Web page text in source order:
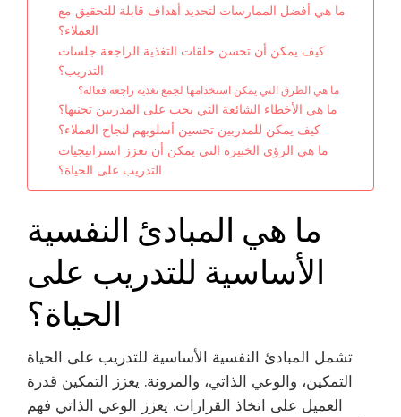
ما هي أفضل الممارسات لتحديد أهداف قابلة للتحقيق مع
العملاء؟
كيف يمكن أن تحسن حلقات التغذية الراجعة جلسات
التدريب؟
ما هي الطرق التي يمكن استخدامها لجمع تغذية راجعة فعالة؟
ما هي الأخطاء الشائعة التي يجب على المدربين تجنبها؟
كيف يمكن للمدربين تحسين أسلوبهم لنجاح العملاء؟
ما هي الرؤى الخبيرة التي يمكن أن تعزز استراتيجيات
التدريب على الحياة؟
ما هي المبادئ النفسية
الأساسية للتدريب على
الحياة؟
تشمل المبادئ النفسية الأساسية للتدريب على الحياة
التمكين، والوعي الذاتي، والمرونة. يعزز التمكين قدرة
العميل على اتخاذ القرارات. يعزز الوعي الذاتي فهم